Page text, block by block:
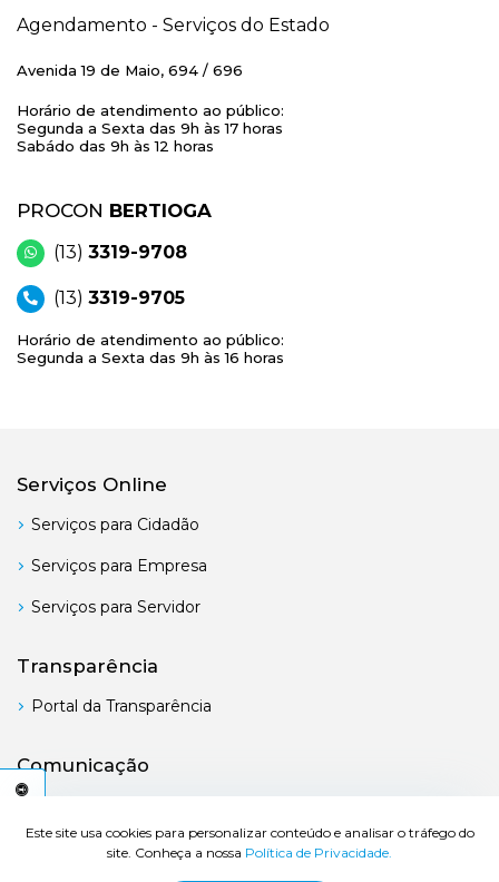
Este site usa cookies para personalizar conteúdo e analisar o tráfego do
site. Conheça a nossa Política de Privacidade.
Agendamento - Serviços do Estado
Avenida 19 de Maio, 694 / 696
Horário de atendimento ao público:
Segunda a Sexta das 9h às 17 horas
Sabádo das 9h às 12 horas
PROCON BERTIOGA
(13) 3319-9708
(13) 3319-9705
Horário de atendimento ao público:
Segunda a Sexta das 9h às 16 horas
Serviços Online
Serviços para Cidadão
Serviços para Empresa
Serviços para Servidor
Transparência
Portal da Transparência
Comunicação